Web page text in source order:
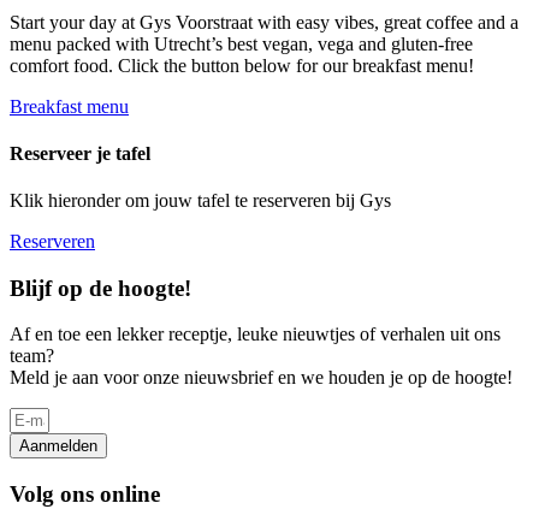
Start your day at Gys Voorstraat with easy vibes, great coffee and a
menu packed with Utrecht’s best vegan, vega and gluten-free
comfort food. Click the button below for our breakfast menu!
Breakfast menu
Reserveer je tafel
Klik hieronder om jouw tafel te reserveren bij Gys
Reserveren
Blijf op de hoogte!
Af en toe een lekker receptje, leuke nieuwtjes of verhalen uit ons
team?
Meld je aan voor onze nieuwsbrief en we houden je op de hoogte!
Aanmelden
Volg ons online